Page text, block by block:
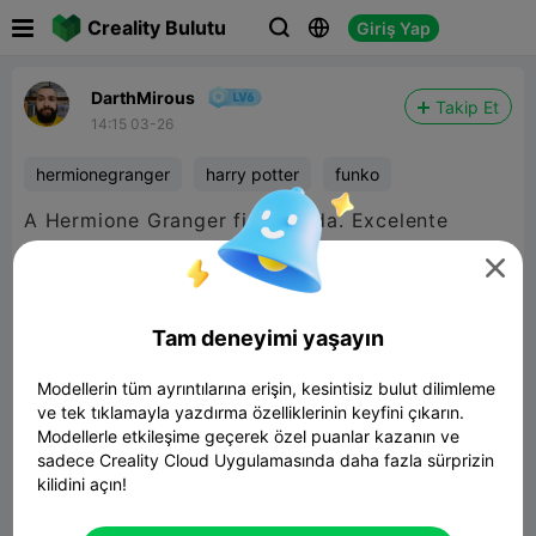
Creality Bulutu   Giriş Yap
DarthMirous
14:15 03-26
Takip Et
hermionegranger harry potter funko
A Hermione Granger ficou linda. Excelente

Tam deneyimi yaşayın
Modellerin tüm ayrıntılarına erişin, kesintisiz bulut dilimleme
ve tek tıklamayla yazdırma özelliklerinin keyfini çıkarın.
Modellerle etkileşime geçerek özel puanlar kazanın ve
sadece Creality Cloud Uygulamasında daha fazla sürprizin
kilidini açın!